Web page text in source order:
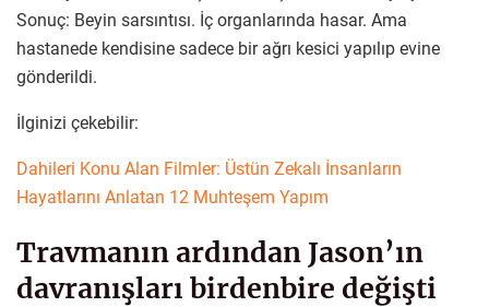
Sonuç: Beyin sarsıntısı. İç organlarında hasar. Ama
hastanede kendisine sadece bir ağrı kesici yapılıp evine
gönderildi.
İlginizi çekebilir:
Dahileri Konu Alan Filmler: Üstün Zekalı İnsanların
Hayatlarını Anlatan 12 Muhteşem Yapım
Travmanın ardından Jason’ın
davranışları birdenbire değişti